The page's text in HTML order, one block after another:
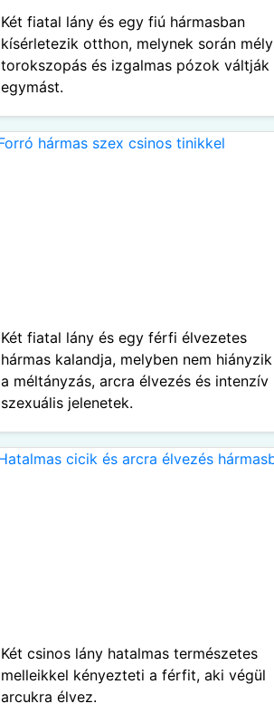
Két fiatal lány és egy fiú hármasban
kísérletezik otthon, melynek során mély
torokszopás és izgalmas pózok váltják
egymást.
Két fiatal lány és egy férfi élvezetes
hármas kalandja, melyben nem hiányzik
a méltányzás, arcra élvezés és intenzív
szexuális jelenetek.
Két csinos lány hatalmas természetes
melleikkel kényezteti a férfit, aki végül
arcukra élvez.